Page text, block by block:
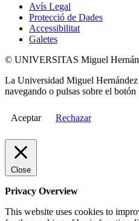
Avís Legal
Protecció de Dades
Accessibilitat
Galetes
© UNIVERSITAS Miguel
La Universidad Miguel Hernández
navegando o pulsas sobre el
Aceptar Rechazar
Close
Privacy Overview
This website uses cookies to